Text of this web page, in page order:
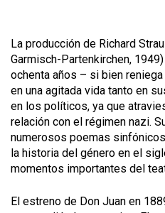
La producción de Richard
Garmisch-Partenkirchen, 1949)
ochenta años – si bien
en una agitada vida tanto en
en los políticos, ya que
relación con el régimen nazi.
numerosos poemas
la historia del género en el
momentos importantes del
El estreno de Don Juan en